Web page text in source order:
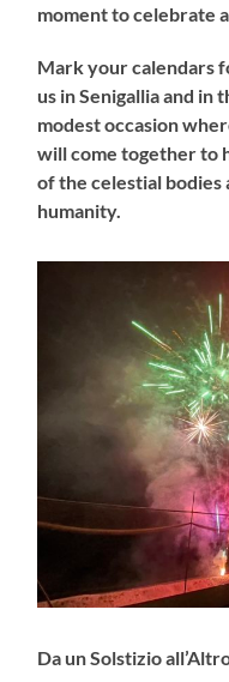
moment to celebrate
Mark your calendars
us in Senigallia and in
modest occasion
will come together to
of the celestial bodies
humanity.
Da un Solstizio